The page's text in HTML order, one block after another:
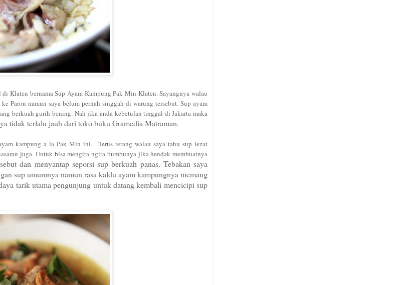
di Klaten bernamaSup Ayam Kampung Pak Min Klaten. Sayangnyawalau
ke Paron namunsaya belum pernah singgah di warung tersebut. Sup ayam
berkuah gurih bening. Nah jika anda kebetulan tinggal di Jakarta maka
tidak terlalu jauh dari toko buku Gramedia Matraman.
kampung a la Pak Min ini. Terus terang walau saya tahu sup lezat
juga. Untuk bisamengira-ngira bumbunya jika hendak membuatnya
dan menyantap seporsi sup berkuah panas. Tebakan saya
sup umumnya namun rasa kaldu ayam kampungnya memang
tarikutamapengunjung untuk datang kembali mencicipi sup